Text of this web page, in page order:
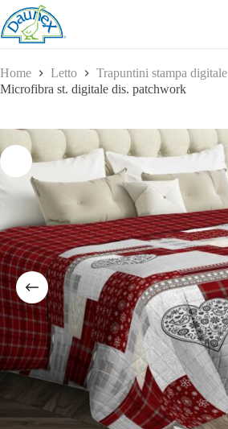
Salta
al
contenuto
Home Letto
Trapuntini stampa digitale
Microfibra st. digitale dis. patchwork